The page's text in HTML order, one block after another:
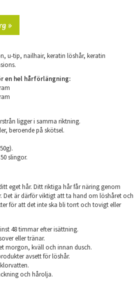
»
u-tip, nailhair, keratin löshår, keratin
en hel hårförlängning:
ligger i samma riktning.
beroende på skötsel.
slingor.
eget hår. Ditt riktiga hår får näring genom
Det är därför viktigt att ta hand om löshåret och
för att det inte ska bli torrt och tovigt eller
48 timmar efter isättning.
eller tränar.
morgon, kväll och innan dusch.
avsett för löshår.
och hårolja.